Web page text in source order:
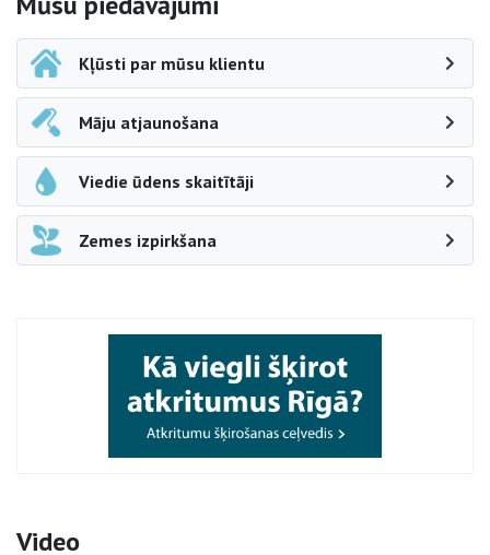
Kļūsti par mūsu klientu
Māju atjaunošana
Viedie ūdens skaitītāji
Zemes izpirkšana
Video